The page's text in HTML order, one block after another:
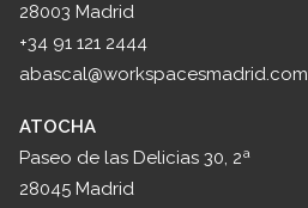
28003 Madrid
+34 91 121 2444
abascal@workspacesmadrid.com
ATOCHA
Paseo de las Delicias 30, 2ª
28045 Madrid